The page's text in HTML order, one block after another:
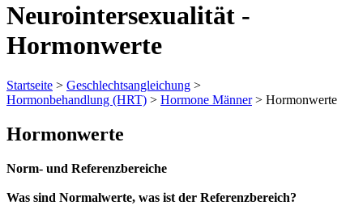
Neurointersexualität -
Hormonwerte
Startseite > Geschlechtsangleichung >
Hormonbehandlung (HRT) > Hormone Männer> Hormonwerte
Hormonwerte
Norm- und Referenzbereiche
Was sind Normalwerte, was ist der Referenzbereich?